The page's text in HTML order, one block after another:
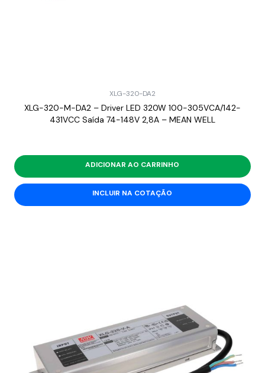
XLG-320-DA2
XLG-320-M-DA2 – Driver LED 320W 100-305VCA/142-
431VCC Saída 74-148V 2,8A – MEAN WELL
ADICIONAR AO CARRINHO
INCLUIR NA COTAÇÃO